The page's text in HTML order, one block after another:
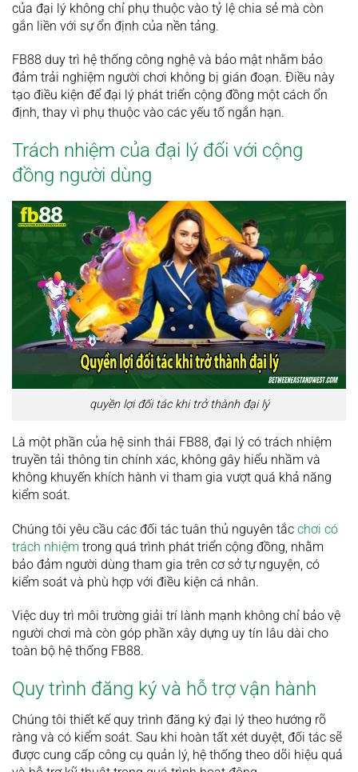
của đại lý không chỉ phụ thuộc vào tỷ lệ chia sẻ mà còn
gắn liền với sự ổn định của nền tảng.
FB88 duy trì hệ thống công nghệ và bảo mật nhằm bảo
đảm trải nghiệm người chơi không bị gián đoạn. Điều này
tạo điều kiện để đại lý phát triển cộng đồng một cách ổn
định, thay vì phụ thuộc vào các yếu tố ngắn hạn.
Trách nhiệm của đại lý đối với cộng
đồng người dùng
quyền lợi đối tác khi trở thành đại lý
Là một phần của hệ sinh thái FB88, đại lý có trách nhiệm
truyền tải thông tin chính xác, không gây hiểu nhầm và
không khuyến khích hành vi tham gia vượt quá khả năng
kiểm soát.
Chúng tôi yêu cầu các đối tác tuân thủ nguyên tắc chơi có
trách nhiệm trong quá trình phát triển cộng đồng, nhằm
bảo đảm người dùng tham gia trên cơ sở tự nguyện, có
kiểm soát và phù hợp với điều kiện cá nhân.
Việc duy trì môi trường giải trí lành mạnh không chỉ bảo vệ
người chơi mà còn góp phần xây dựng uy tín lâu dài cho
toàn bộ hệ thống FB88.
Quy trình đăng ký và hỗ trợ vận hành
Chúng tôi thiết kế quy trình đăng ký đại lý theo hướng rõ
ràng và có kiểm soát. Sau khi hoàn tất xét duyệt, đối tác sẽ
được cung cấp công cụ quản lý, hệ thống theo dõi hiệu quả